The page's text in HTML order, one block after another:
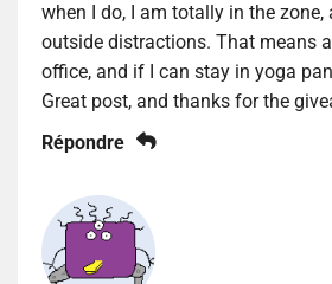
when I do, I am totally in the zone,
outside distractions. That means
office, and if I can stay in yoga
Great post, and thanks for the
Répondre